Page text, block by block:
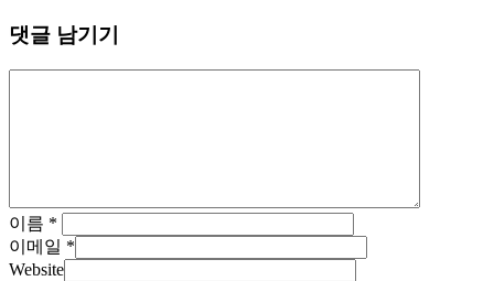
댓글 남기기
이름 *
이메일 *
Website